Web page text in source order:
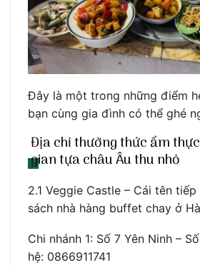
Đây là một trong những điểm
bạn cùng gia đình có thể ghé
Địa chỉ thưởng thức ẩm
gian tựa châu Âu thu nhỏ
2.1 Veggie Castle – Cái tên
sách nhà hàng buffet chay ở
Chi nhánh 1: Số 7 Yên Ninh –
hệ: 0866911741